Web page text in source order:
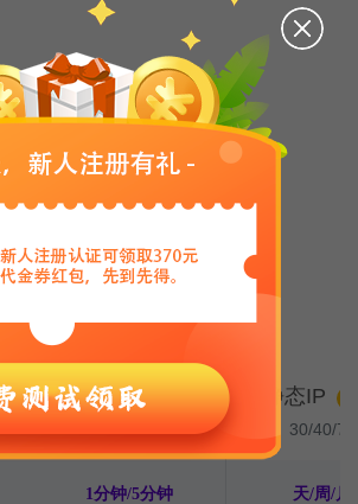
产品介绍
费方式，适配多种业务需求
动态IP
1-4厘/IP
静态IP
30/40/70
1分钟/5分钟 天/周/月